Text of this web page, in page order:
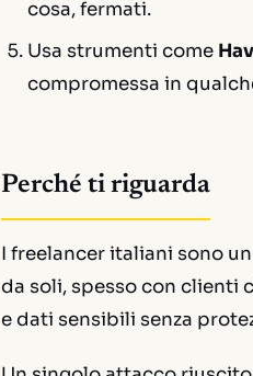
cosa, fermati.
Usa strumenti come
compromessa in
Perché ti riguarda
I freelancer italiani sono
da soli, spesso con clienti
e dati sensibili senza